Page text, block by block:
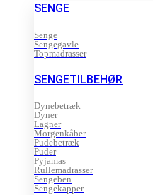
SENGE
Senge
Sengegavle
Topmadrasser
SENGETILBEHØR
Dynebetræk
Dyner
Lagner
Morgenkåber
Pudebetræk
Puder
Pyjamas
Rullemadrasser
Sengeben
Sengekapper